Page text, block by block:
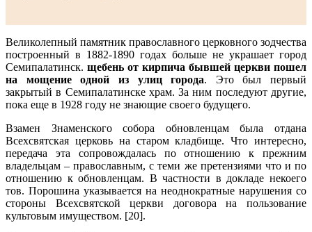
Великолепный памятник православного церковного зодчества
построенный в 1882-1890 годах больше не украшает город
Семипалатинск. щебень от кирпича бывшей церкви пошел
на мощение одной из улиц города. Это был первый
закрытый в Семипалатинске храм. За ним последуют другие,
пока еще в 1928 году не знающие своего будущего.
Взамен Знаменского собора обновленцам была отдана
Всехсвятская церковь на старом кладбище. Что интересно,
передача эта сопровождалась по отношению к прежним
владельцам – православным, с теми же претензиями что и по
отношению к обновленцам. В частности в докладе некоего
тов. Порошина указывается на неоднократные нарушения со
стороны Всехсвятской церкви договора на пользование
культовым имуществом. [20].